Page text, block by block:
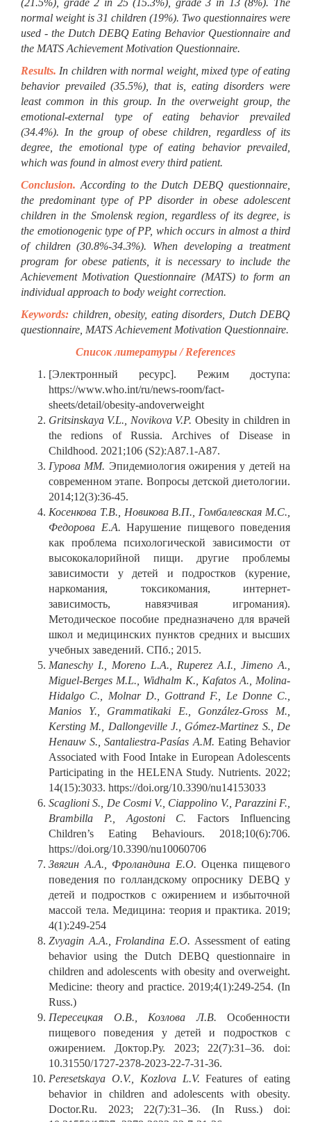
(21.5%), grade 2 in 25 (15.3%), grade 3 in 13 (8%). The
normal weight is 31 children (19%). Two questionnaires were
used - the Dutch DEBQ Eating Behavior Questionnaire and
the MATS Achievement Motivation Questionnaire.
Results. In children with normal weight, mixed type of eating
behavior prevailed (35.5%), that is, eating disorders were
least common in this group. In the overweight group, the
emotional-external type of eating behavior prevailed
(34.4%). In the group of obese children, regardless of its
degree, the emotional type of eating behavior prevailed,
which was found in almost every third patient.
Conclusion. According to the Dutch DEBQ questionnaire,
the predominant type of PP disorder in obese adolescent
children in the Smolensk region, regardless of its degree, is
the emotionogenic type of PP, which occurs in almost a third
of children (30.8%-34.3%). When developing a treatment
program for obese patients, it is necessary to include the
Achievement Motivation Questionnaire (MATS) to form an
individual approach to body weight correction.
Keywords: children, obesity, eating disorders, Dutch DEBQ
questionnaire, MATS Achievement Motivation Questionnaire.
Список литературы / References
[Электронный ресурс]. Режим доступа:
https://www.who.int/ru/news-room/fact-
sheets/detail/obesity-andoverweight
Gritsinskaya V.L., Novikova V.P. Obesity in children in
the redions of Russia. Archives of Disease in
Childhood. 2021;106 (S2):A87.1-A87.
Гурова ММ. Эпидемиология ожирения у детей на
современном этапе. Вопросы детской диетологии.
2014;12(3):36-45.
Косенкова Т.В., Новикова В.П., Гомбалевская М.С.,
Федорова Е.А. Нарушение пищевого поведения
как проблема психологической зависимости от
высококалорийной пищи. другие проблемы
зависимости у детей и подростков (курение,
наркомания, токсикомания, интернет-
зависимость, навязчивая игромания).
Методическое пособие предназначено для врачей
школ и медицинских пунктов средних и высших
учебных заведений. СПб.; 2015.
Maneschy I., Moreno L.A., Ruperez A.I., Jimeno A.,
Miguel-Berges M.L., Widhalm K., Kafatos A., Molina-
Hidalgo C., Molnar D., Gottrand F., Le Donne C.,
Manios Y., Grammatikaki E., González-Gross M.,
Kersting M., Dallongeville J., Gómez-Martinez S., De
Henauw S., Santaliestra-Pasías A.M. Eating Behavior
Associated with Food Intake in European Adolescents
Participating in the HELENA Study. Nutrients. 2022;
14(15):3033. https://doi.org/10.3390/nu14153033
Scaglioni S., De Cosmi V., Ciappolino V., Parazzini F.,
Brambilla P., Agostoni C. Factors Influencing
Children’s Eating Behaviours. 2018;10(6):706.
https://doi.org/10.3390/nu10060706
Звягин А.А., Фроландина Е.О. Оценка пищевого
поведения по голландскому опроснику DEBQ у
детей и подростков с ожирением и избыточной
массой тела. Медицина: теория и практика. 2019;
4(1):249-254
Zvyagin A.A., Frolandina E.O. Assessment of eating
behavior using the Dutch DEBQ questionnaire in
children and adolescents with obesity and overweight.
Medicine: theory and practice. 2019;4(1):249-254. (In
Russ.)
Пересецкая О.В., Козлова Л.В. Особенности
пищевого поведения у детей и подростков с
ожирением. Доктор.Ру. 2023; 22(7):31–36. doi:
10.31550/1727-2378-2023-22-7-31-36.
Peresetskaya O.V., Kozlova L.V.Features of eating
behavior in children and adolescents with obesity.
Doctor.Ru. 2023; 22(7):31–36. (In Russ.) doi: